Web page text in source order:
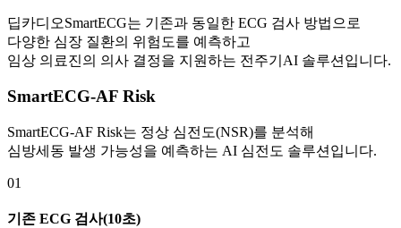
딥카디오SmartECG는 기존과 동일한 ECG 검사 방법으로
다양한 심장 질환의 위험도를 예측하고
임상 의료진의 의사 결정을 지원하는 전주기AI 솔루션입니다.
SmartECG-AF Risk
SmartECG-AF Risk는 정상 심전도(NSR)를 분석해
심방세동 발생 가능성을 예측하는 AI 심전도 솔루션 입니다.
01
기존 ECG 검사(10초)